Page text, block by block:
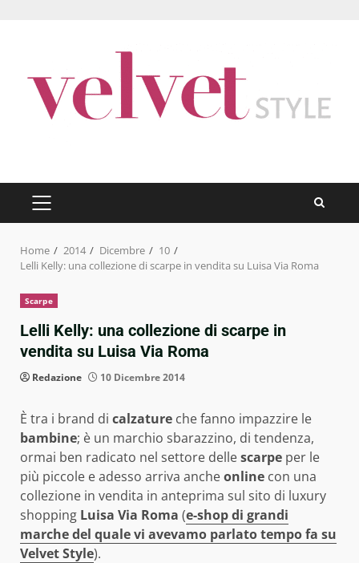
PRIMARY
MENU
Home 2014 Dicembre
10
Lelli Kelly: una collezione di scarpe in vendita su Luisa Via Roma
Scarpe
Lelli Kelly: una collezione di scarpe in
vendita su Luisa Via Roma
Redazione 10 Dicembre 2014
È tra i brand di calzature che fanno impazzire le
bambine; è un marchio sbarazzino, di tendenza,
ormai ben radicato nel settore dellescarpe per le
più piccole e adesso arriva ancheonline con una
collezione in vendita in anteprima sul sito di luxury
shopping Luisa Via Roma (e-shop di grandi
marche del quale vi avevamo parlato tempo fa su
Velvet Style).